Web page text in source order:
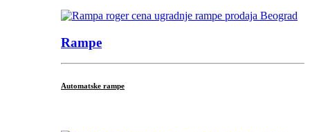
Rampe
Automatske rampe